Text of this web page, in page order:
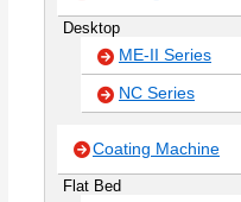
Desktop
ME-II Series
NC Series
Coating Machine
Flat Bed